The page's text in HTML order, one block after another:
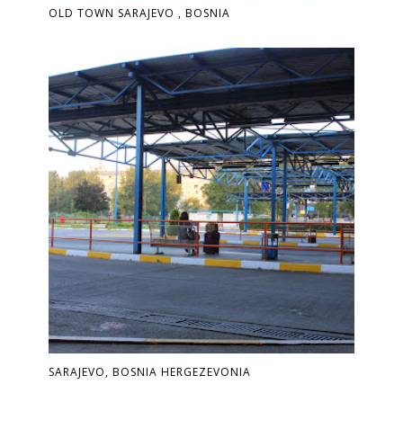
OLD TOWN SARAJEVO , BOSNIA
SARAJEVO, BOSNIA HERGEZEVONIA